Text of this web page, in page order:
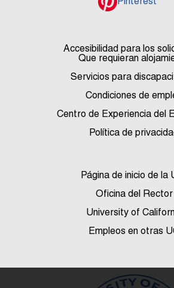
Pinterest
Accesibilidad para los
Que requieran
Servicios para
Condiciones de
Centro de Experiencia del
Política de
Página de inicio de la
Oficina del Rector
University of
Empleos en otras